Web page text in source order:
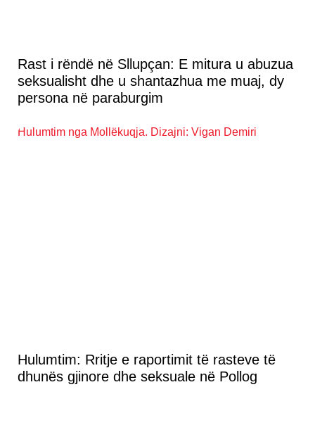
Rast i rëndë në Sllupçan: E mitura u abuzua
seksualisht dhe u shantazhua me muaj, dy
persona në paraburgim
Hulumtim: Rritje e raportimit të rasteve të
dhunës gjinore dhe seksuale në Pollog